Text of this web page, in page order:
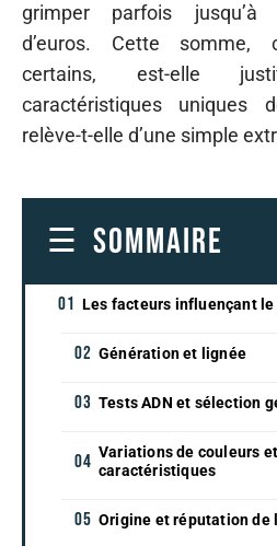
grimper parfois jusqu’à
d’euros. Cette somme,
certains, est-elle
caractéristiques
relève-t-elle d’une simple
SOMMAIRE
Les facteurs influençant le
Génération et lignée
Tests ADN et sélection
Variations de couleurs
caractéristiques
Origine et réputation de